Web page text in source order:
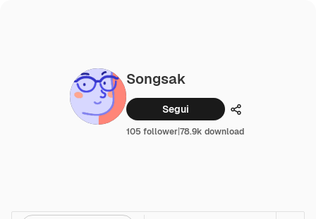
Songsak
Segui Condividi
105 follower|78.9k download